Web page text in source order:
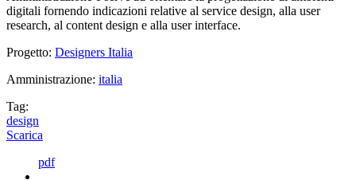
digitali fornendo indicazioni relative al service design, alla user
research, al content design e alla user interface.
Progetto: Designers Italia
Amministrazione: italia
Tag:
design
Scarica
pdf